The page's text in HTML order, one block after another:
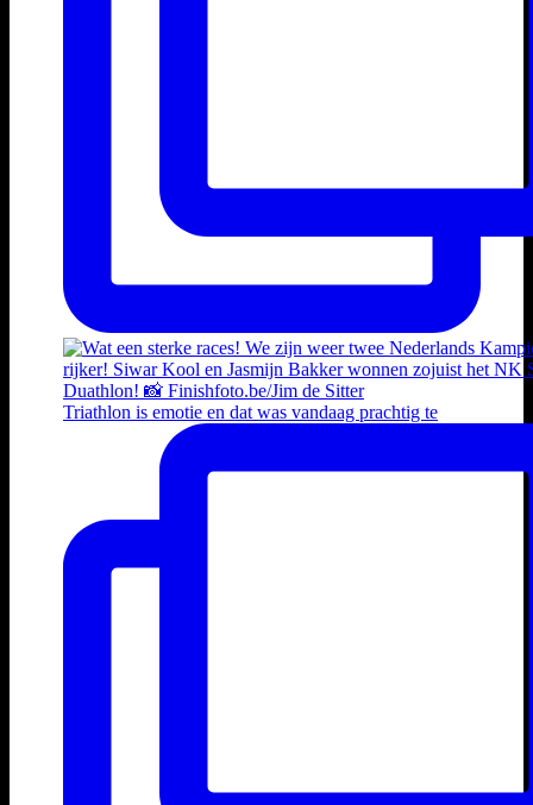
Triathlon is emotie en dat was vandaag prachtig te